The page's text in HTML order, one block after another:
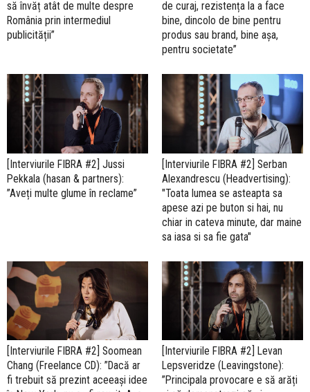
să învăț atât de multe despre
România prin intermediul
publicității”
de curaj, rezistența la a face
bine, dincolo de bine pentru
produs sau brand, bine așa,
pentru societate”
[Interviurile FIBRA #2] Jussi
Pekkala (hasan & partners):
”Aveți multe glume în reclame”
[Interviurile FIBRA #2] Serban
Alexandrescu (Headvertising):
"Toata lumea se asteapta sa
apese azi pe buton si hai, nu
chiar in cateva minute, dar maine
sa iasa si sa fie gata"
[Interviurile FIBRA #2] Soomean
Chang (Freelance CD): ”Dacă ar
fi trebuit să prezint aceeași idee
[Interviurile FIBRA #2] Levan
Lepsveridze (Leavingstone):
”Principala provocare e să arăți